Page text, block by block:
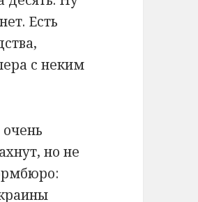
Есть
с неким
но не